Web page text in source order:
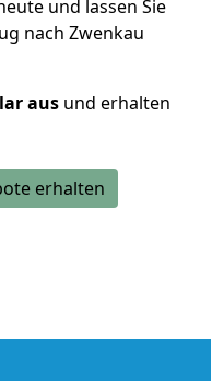
und lassen Sie
nach Zwenkau
aus und erhalten
erhalten